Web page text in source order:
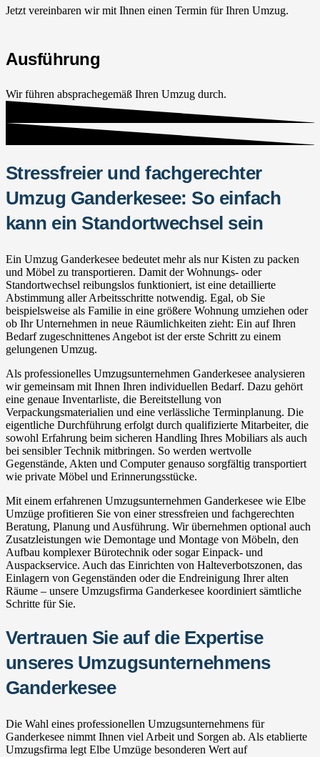
Jetzt vereinbaren wir mit Ihnen einen Termin für Ihren Umzug.
Ausführung
Wir führen absprachegemäß Ihren Umzug durch.
Stressfreier und fachgerechter
Umzug Ganderkesee: So einfach
kann ein Standortwechsel sein
Ein Umzug Ganderkesee bedeutet mehr als nur Kisten zu packen
und Möbel zu transportieren. Damit der Wohnungs- oder
Standortwechsel reibungslos funktioniert, ist eine detaillierte
Abstimmung aller Arbeitsschritte notwendig. Egal, ob Sie
beispielsweise als Familie in eine größere Wohnung umziehen oder
ob Ihr Unternehmen in neue Räumlichkeiten zieht: Ein auf Ihren
Bedarf zugeschnittenes Angebot ist der erste Schritt zu einem
gelungenen Umzug.
Als professionelles Umzugsunternehmen Ganderkesee analysieren
wir gemeinsam mit Ihnen Ihren individuellen Bedarf. Dazu gehört
eine genaue Inventarliste, die Bereitstellung von
Verpackungsmaterialien und eine verlässliche Terminplanung. Die
eigentliche Durchführung erfolgt durch qualifizierte Mitarbeiter, die
sowohl Erfahrung beim sicheren Handling Ihres Mobiliars als auch
bei sensibler Technik mitbringen. So werden wertvolle
Gegenstände, Akten und Computer genauso sorgfältig transportiert
wie private Möbel und Erinnerungsstücke.
Mit einem erfahrenen Umzugsunternehmen Ganderkesee wie Elbe
Umzüge profitieren Sie von einer stressfreien und fachgerechten
Beratung, Planung und Ausführung. Wir übernehmen optional auch
Zusatzleistungen wie Demontage und Montage von Möbeln, den
Aufbau komplexer Bürotechnik oder sogar Einpack- und
Auspackservice. Auch das Einrichten von Halteverbotszonen, das
Einlagern von Gegenständen oder die Endreinigung Ihrer alten
Räume – unsere Umzugsfirma Ganderkesee koordiniert sämtliche
Schritte für Sie.
Vertrauen Sie auf die Expertise
unseres Umzugsunternehmens
Ganderkesee
Die Wahl eines professionellen Umzugsunternehmens für
Ganderkesee nimmt Ihnen viel Arbeit und Sorgen ab. Als etablierte
Umzugsfirma legt Elbe Umzüge besonderen Wert auf